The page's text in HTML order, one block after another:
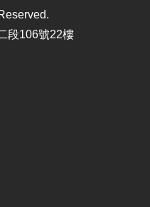
段106號22樓